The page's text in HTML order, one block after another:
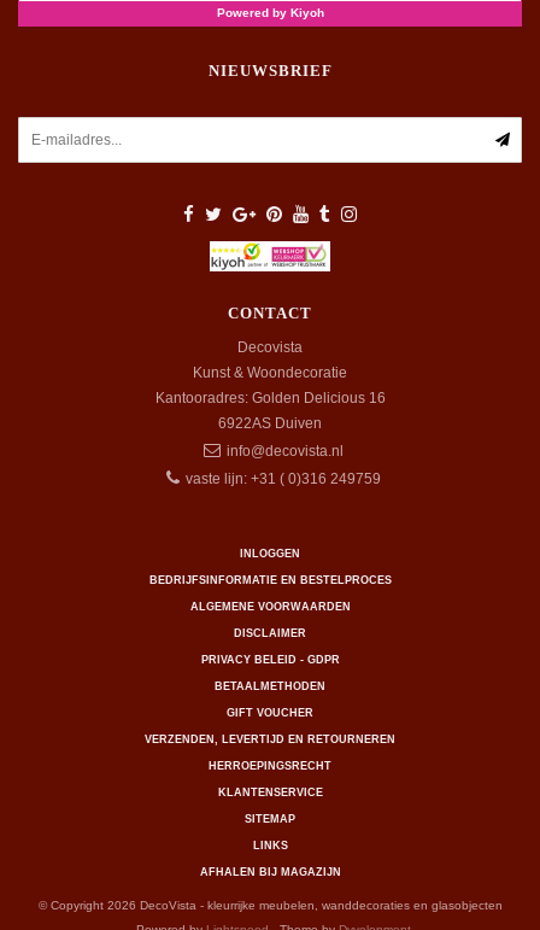
NIEUWSBRIEF
CONTACT
Decovista
Kunst & Woondecoratie
Kantooradres: Golden Delicious 16
6922AS Duiven
info@decovista.nl
vaste lijn: +31 ( 0)316 249759
INLOGGEN
BEDRIJFSINFORMATIE EN BESTELPROCES
ALGEMENE VOORWAARDEN
DISCLAIMER
PRIVACY BELEID - GDPR
BETAALMETHODEN
GIFT VOUCHER
VERZENDEN, LEVERTIJD EN RETOURNEREN
HERROEPINGSRECHT
KLANTENSERVICE
SITEMAP
LINKS
AFHALEN BIJ MAGAZIJN
© Copyright 2026 DecoVista - kleurrijke meubelen, wanddecoraties en glasobjecten